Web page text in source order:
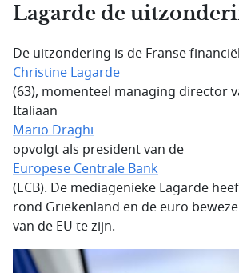
Lagarde de
De uitzondering is de Franse
Christine Lagarde
(63), momenteel managing director
Italiaan
Mario Draghi
opvolgt als president van de
Europese Centrale Bank
(ECB). De mediagenieke Lagarde
rond Griekenland en de euro
van de EU te zijn.